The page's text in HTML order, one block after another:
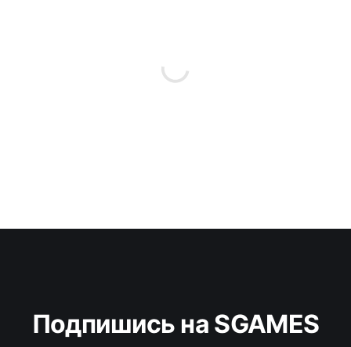
Подпишись на SGAMES